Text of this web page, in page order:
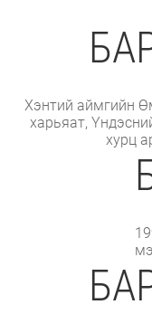
Хэнтий аймгийн
харьяат,
хурц